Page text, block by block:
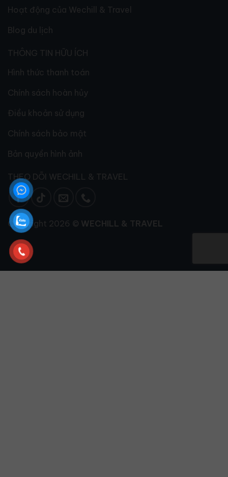
Hoạt động của Wechill & Travel
Blog du lịch
THÔNG TIN HỮU ÍCH
Hình thức thanh toán
Chính sách hoàn hủy
Điều khoản sử dụng
Chính sách bảo mật
Bản quyền hình ảnh
THEO DÕI WECHILL & TRAVEL
Copyright 2026 © WECHILL & TRAVEL